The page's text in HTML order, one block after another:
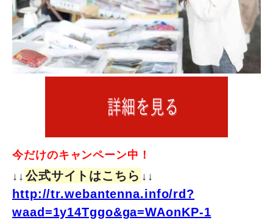
今だけのキャンペーン中！
↓↓ 公式サイトはこちら ↓↓
http://tr.webantenna.info/rd?
waad=1y14Tggo&ga=WAonKP-1